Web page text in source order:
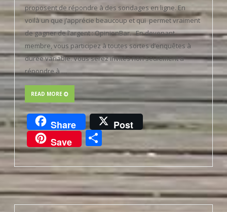
proposent de répondre à des sondages en ligne. En
voilà un que j’apprécie beaucoup et qui permet vraiment
de gagner de l’argent : OpinionBar. En devenant
membre, vous participez à toutes sortes d’enquêtes à
durée variable. Vous serez invités non seulement à
répondre à …
READ MORE
Share
Post
Save
Partager